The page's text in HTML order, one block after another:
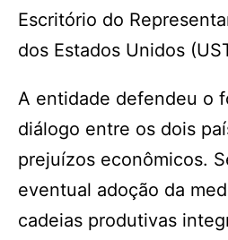
Escritório do
dos Estados Unidos
A entidade defendeu o
diálogo entre os dois
prejuízos econômicos.
eventual adoção da
cadeias produtivas